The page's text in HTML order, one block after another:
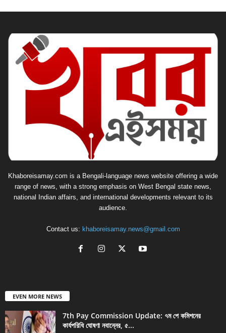
Khaboreisamay.com is a Bengali-language news website offering a wide
range of news, with a strong emphasis on West Bengal state news,
national Indian affairs, and international developments relevant to its
audience.
Contact us: khaboreisamay.news@gmail.com
EVEN MORE NEWS
7th Pay Commission Update: ৭ম পে কমিশনের
কার্যপরিধি ঘোষণা নবান্নের, ৫...